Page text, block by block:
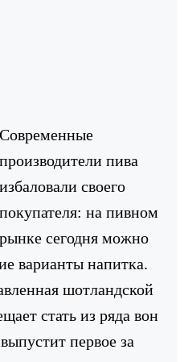
Современные
производители пива
избаловали своего
покупателя: на пивном
рынке сегодня можно
варианты напитка.
шотландской
стать из ряда вон
первое за